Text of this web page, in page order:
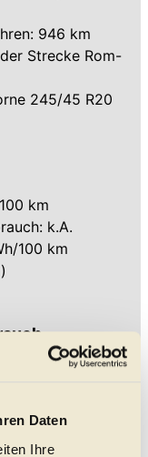
Daten
Ihre
946 km
Strecke Rom-
245/45 R20
km
k.A.
100 km
hat er den